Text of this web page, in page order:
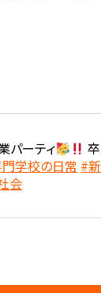
パーティ
学校の日常 #
会